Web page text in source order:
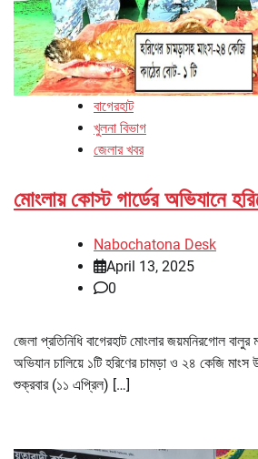
বাগেরহাট
খুলনা বিভাগ
জেলার খবর
মোংলায় কোস্ট গার্ডের অভিযানে
Nabochatona Desk
April 13, 2025
0
জেলা প্রতিনিধি বাগেরহাট মোংলার জয়মনিরগোল
অভিযান চালিয়ে ১টি হরিণের চামড়া ও ২৪ কেজি মাংস
শুক্রবার (১১ এপ্রিল) […]